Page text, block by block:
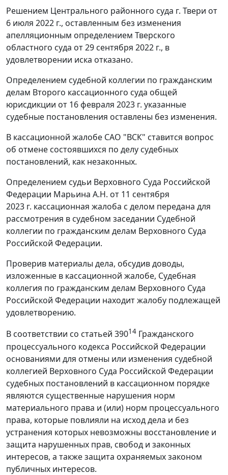
Решением Центрального районного суда г. Твери от
6 июля 2022 г., оставленным без изменения
апелляционным определением Тверского
областного суда от 29 сентября 2022 г., в
удовлетворении иска отказано.
Определением судебной коллегии по гражданским
делам Второго кассационного суда общей
юрисдикции от 16 февраля 2023 г. указанные
судебные постановления оставлены без изменения.
В кассационной жалобе САО "ВСК" ставится вопрос
об отмене состоявшихся по делу судебных
постановлений, как незаконных.
Определением судьи Верховного Суда Российской
Федерации Марьина А.Н. от 11 сентября
2023 г. кассационная жалоба с делом передана для
рассмотрения в судебном заседании Судебной
коллегии по гражданским делам Верховного Суда
Российской Федерации.
Проверив материалы дела, обсудив доводы,
изложенные в кассационной жалобе, Судебная
коллегия по гражданским делам Верховного Суда
Российской Федерации находит жалобу подлежащей
удовлетворению.
В соответствии со статьей 39014 Гражданского
процессуального кодекса Российской Федерации
основаниями для отмены или изменения судебной
коллегией Верховного Суда Российской Федерации
судебных постановлений в кассационном порядке
являются существенные нарушения норм
материального права и (или) норм процессуального
права, которые повлияли на исход дела и без
устранения которых невозможны восстановление и
защита нарушенных прав, свобод и законных
интересов, а также защита охраняемых законом
публичных интересов.